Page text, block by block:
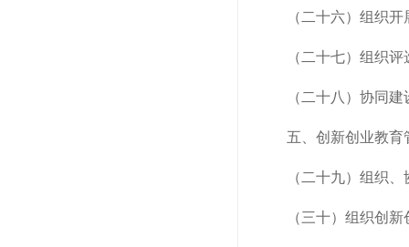
（二十六）组织
（二十七）组织
（二十八）协同
五、创新创业教育
（二十九）组织
（三十）组织创